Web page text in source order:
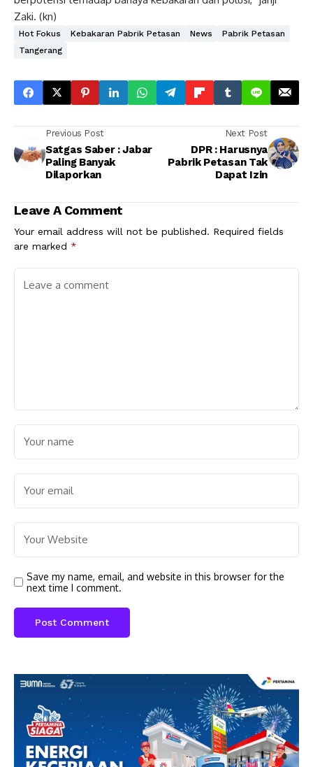
Zaki. (kn)
Hot Fokus Kebakaran Pabrik Petasan News
Pabrik Petasan
Tangerang
Previous Post
Satgas Saber : Jabar
Paling Banyak
Dilaporkan
Next Post
DPR : Harusnya
Pabrik Petasan Tak
Dapat Izin
Leave A Comment
Your email address will not be published. Required fields
are marked *
Save my name, email, and website in this browser for the
next time I comment.